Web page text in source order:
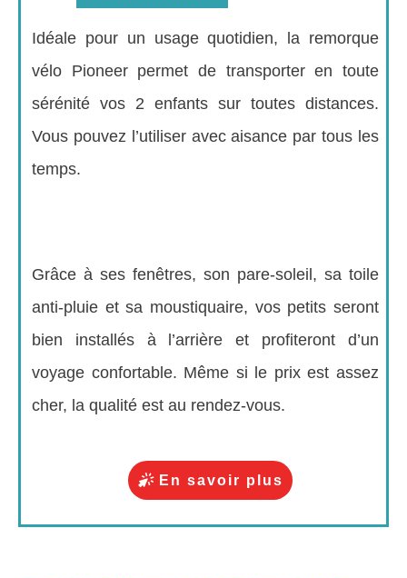
Idéale pour un usage quotidien, la remorque
vélo Pioneer permet de transporter en toute
sérénité vos 2 enfants sur toutes distances.
Vous pouvez l’utiliser avec aisance par tous les
temps.
Grâce à ses fenêtres, son pare-soleil, sa toile
anti-pluie et sa moustiquaire, vos petits seront
bien installés à l’arrière et profiteront d’un
voyage confortable. Même si le prix est assez
cher, la qualité est au rendez-vous.
En savoir plus